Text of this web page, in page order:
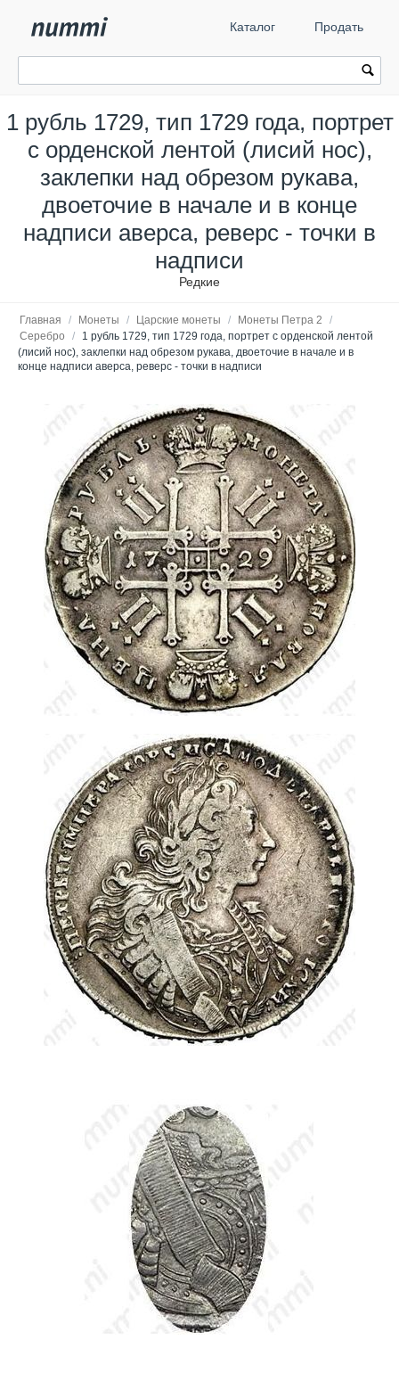
Каталог Продать
1 рубль 1729, тип 1729 года, портрет
с орденской лентой (лисий нос),
заклепки над обрезом рукава,
двоеточие в начале и в конце
надписи аверса, реверс - точки в
надписи
Редкие
Главная / Монеты / Царские монеты / Монеты Петра 2
/
Серебро
/
1 рубль 1729, тип 1729 года, портрет с орденской лентой
(лисий нос), заклепки над обрезом рукава, двоеточие в начале и в
конце надписи аверса, реверс - точки в надписи